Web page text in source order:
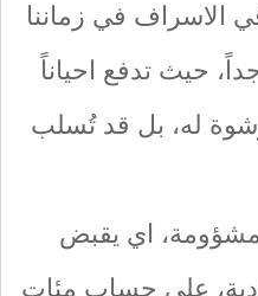
الاسراف في زماننا
حيث تدفع احياناً
له، بل قد تُسلب
اي يقبض
على حساب مئات